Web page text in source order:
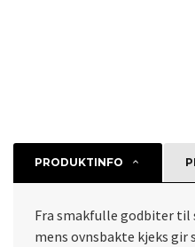
PRODUKTINFO
Fra smakfulle godbiter til
mens ovnsbakte kjeks